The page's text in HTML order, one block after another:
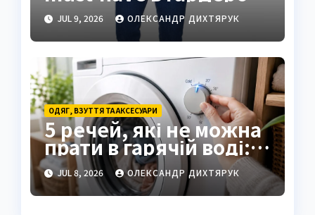
кожного чоловіка
JUL 9, 2026 ОЛЕКСАНДР ДИХТЯРУК
ОДЯГ, ВЗУТТЯ ТА АКСЕСУАРИ
5 речей, які не можна
прати в гарячій воді:
поради експерта
JUL 8, 2026 ОЛЕКСАНДР ДИХТЯРУК